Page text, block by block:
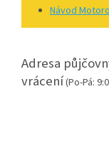
Návod
Adresa
vrácení(Po-Pá: